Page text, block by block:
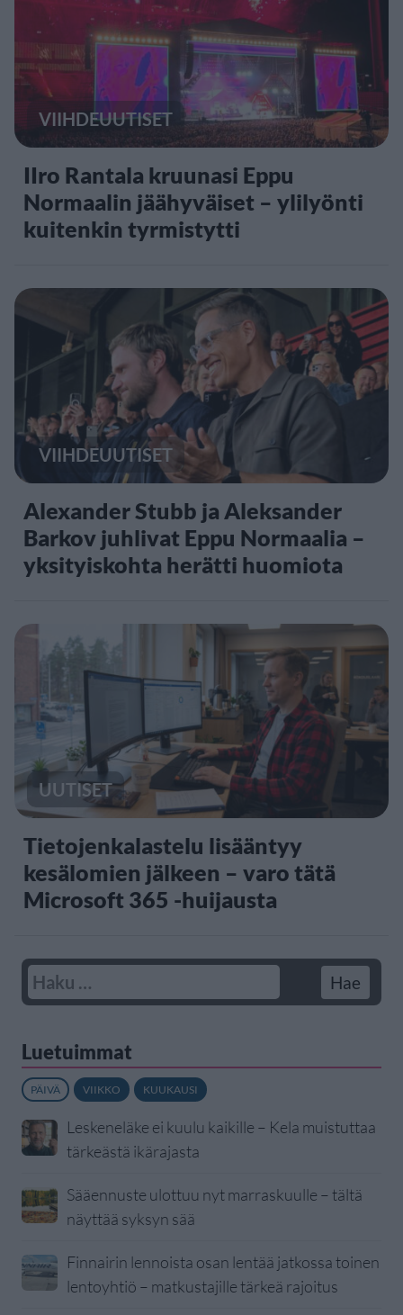
VIIHDEUUTISET
IIro Rantala kruunasi Eppu
Normaalin jäähyväiset – ylilyönti
kuitenkin tyrmistytti
VIIHDEUUTISET
Alexander Stubb ja Aleksander
Barkov juhlivat Eppu Normaalia –
yksityiskohta herätti huomiota
UUTISET
Tietojenkalastelu lisääntyy
kesälomien jälkeen – varo tätä
Microsoft 365 -huijausta
Luetuimmat
PÄIVÄ VIIKKO KUUKAUSI
Leskeneläke ei kuulu kaikille – Kela muistuttaa
tärkeästä ikärajasta
Sääennuste ulottuu nyt marraskuulle – tältä
näyttää syksyn sää
Finnairin lennoista osan lentää jatkossa toinen
lentoyhtiö – matkustajille tärkeä rajoitus